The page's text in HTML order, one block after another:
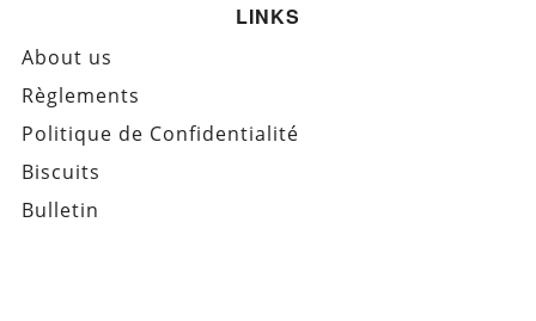
LINKS
About us
Règlements
Politique de Confidentialité
Biscuits
Bulletin